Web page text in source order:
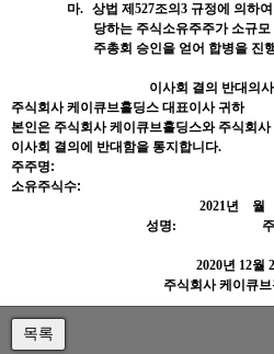
마. 상법 제 527조의 3 규정에 의하여
당하는 주식소유주주가 소규모
주총회 승인을 얻어 합병을 진
이사회 결의 반대의
주식회사 케이큐브홀딩스 대표이사 귀하
본인은 주식회사 케이큐브홀딩스와 주식회사
이사회 결의에 반대함을 통지합니다.
주주명:
소유주식수:
2021년 월
성명:
2020년 12월
주식회사 케이큐
목록